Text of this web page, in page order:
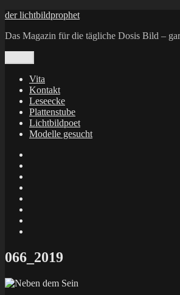
Zum
springen
der lichtbildprophet
Das Magazin für die tägliche Dosis Bild –
Vita
Kontakt
Leseecke
Plattenstube
Lichtbildpoet
Modelle gesucht
X
066_2019